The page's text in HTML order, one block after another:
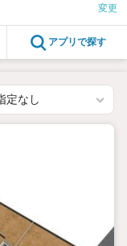
変更
アプリで探す